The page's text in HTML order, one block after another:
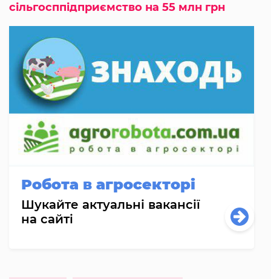
сільгосппідприємство на 55 млн грн
Робота в агросекторі
Шукайте актуальні вакансії
на сайті